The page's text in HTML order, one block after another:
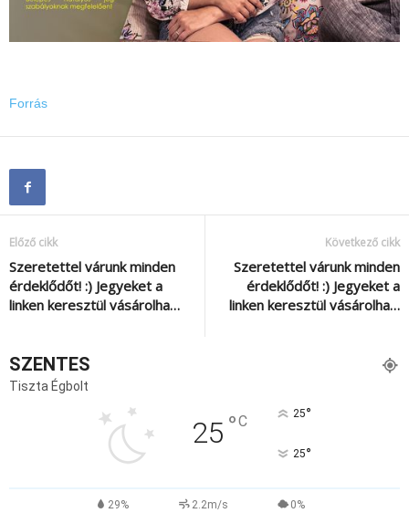
Forrás
Előző cikk
Szeretettel várunk minden
érdeklődőt! :) Jegyeket a
linken keresztül vásárolha…
Következő cikk
Szeretettel várunk minden
érdeklődőt! :) Jegyeket a
linken keresztül vásárolha…
SZENTES
Tiszta Égbolt
25 °C 25°
25°
29% 2.2m/s 0%